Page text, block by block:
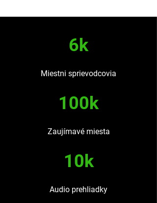
6k
Miestni sprievodcovia
100k
Zaujímavé miesta
10k
Audio prehliadky